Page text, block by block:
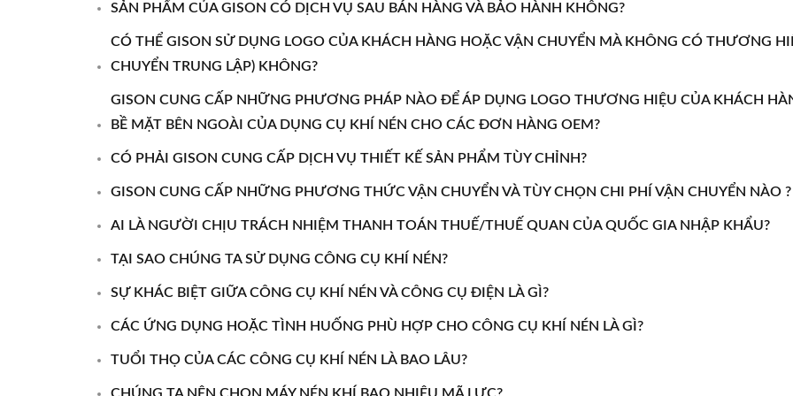
SẢN PHẨM CỦA GISON CÓ DỊCH VỤ SAU BÁN HÀNG VÀ BẢO HÀNH KHÔNG?
CÓ THỂ GISON SỬ DỤNG LOGO CỦA KHÁCH HÀNG HOẶC VẬN CHUYỂN MÀ KHÔNG CÓ THƯƠNG
CHUYỂN TRUNG LẬP) KHÔNG?
GISON CUNG CẤP NHỮNG PHƯƠNG PHÁP NÀO ĐỂ ÁP DỤNG LOGO THƯƠNG HIỆU CỦA KHÁCH
BỀ MẶT BÊN NGOÀI CỦA DỤNG CỤ KHÍ NÉN CHO CÁC ĐƠN HÀNG OEM?
CÓ PHẢI GISON CUNG CẤP DỊCH VỤ THIẾT KẾ SẢN PHẨM TÙY CHỈNH?
GISON CUNG CẤP NHỮNG PHƯƠNG THỨC VẬN CHUYỂN VÀ TÙY CHỌN CHI PHÍ VẬN CHUYỂN NÀO ?
AI LÀ NGƯỜI CHỊU TRÁCH NHIỆM THANH TOÁN THUẾ/THUẾ QUAN CỦA QUỐC GIA NHẬP KHẨU?
TẠI SAO CHÚNG TA SỬ DỤNG CÔNG CỤ KHÍ NÉN?
SỰ KHÁC BIỆT GIỮA CÔNG CỤ KHÍ NÉN VÀ CÔNG CỤ ĐIỆN LÀ GÌ?
CÁC ỨNG DỤNG HOẶC TÌNH HUỐNG PHÙ HỢP CHO CÔNG CỤ KHÍ NÉN LÀ GÌ?
TUỔI THỌ CỦA CÁC CÔNG CỤ KHÍ NÉN LÀ BAO LÂU?